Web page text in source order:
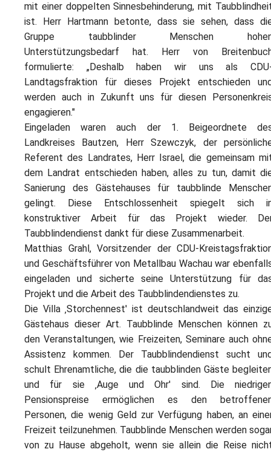
mit einer doppelten Sinnesbehinderung, mit
ist. Herr Hartmann betonte, dass sie sehen, dass
Gruppe taubblinder Menschen
Unterstützungsbedarf hat. Herr von
formulierte: „Deshalb haben wir uns als
Landtagsfraktion für dieses Projekt entschieden
werden auch in Zukunft uns für diesen
engagieren."
Eingeladen waren auch der 1. Beigeordnete
Landkreises Bautzen, Herr Szewczyk, der
Referent des Landrates, Herr Israel, die gemeinsam
dem Landrat entschieden haben, alles zu tun, damit
Sanierung des Gästehauses für taubblinde
gelingt. Diese Entschlossenheit spiegelt sich
konstruktiver Arbeit für das Projekt wieder.
Taubblindendienst dankt für diese Zusammenarbeit.
Matthias Grahl, Vorsitzender der CDU-
und Geschäftsführer von Metallbau Wachau war
eingeladen und sicherte seine Unterstützung für
Projekt und die Arbeit des Taubblindendienstes zu.
Die Villa ‚Storchennest' ist deutschlandweit das
Gästehaus dieser Art. Taubblinde Menschen können
den Veranstaltungen, wie Freizeiten, Seminare auch
Assistenz kommen. Der Taubblindendienst sucht
schult Ehrenamtliche, die die taubblinden Gäste
und für sie ‚Auge und Ohr' sind. Die
Pensionspreise ermöglichen es den
Personen, die wenig Geld zur Verfügung haben, an
Freizeit teilzunehmen. Taubblinde Menschen werden
von zu Hause abgeholt, wenn sie allein die Reise